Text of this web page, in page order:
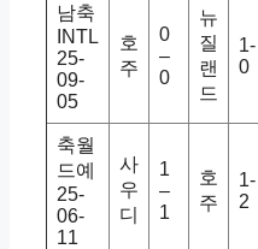
남축
INTL
25-
09-
05
호
주
0
–
0
뉴
질
랜
드
1-
0
축월
드예
25-
06-
11
사
우
디
1
–
1
호
주
1-
2